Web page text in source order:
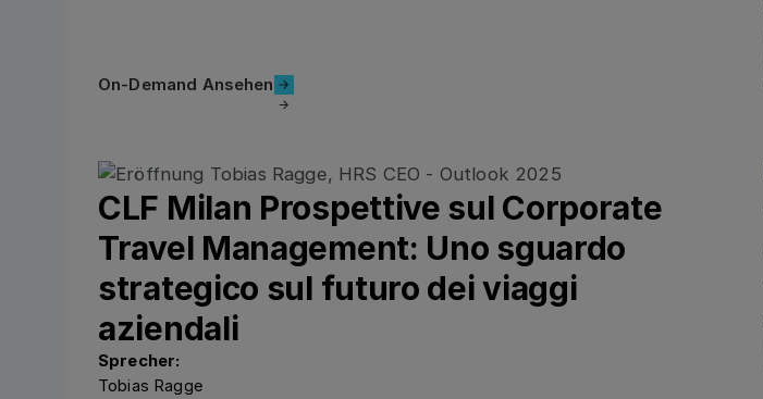
On-Demand Ansehen
On-Demand Ansehen
CLF Milan Prospettive sul Corporate
Travel Management: Uno sguardo
strategico sul futuro dei viaggi
aziendali
Sprecher:
Tobias Ragge